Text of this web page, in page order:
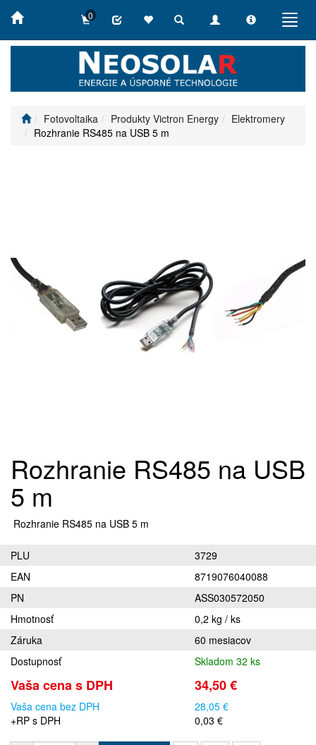
Toggle
Toggle
Toggle
0
Fotovoltaika Produkty Victron Energy
Elektromery
Rozhranie RS485 na USB 5 m
Rozhranie RS485 na USB
5 m
Rozhranie RS485 na USB 5 m
PLU
3729
EAN
8719076040088
PN
ASS030572050
Hmotnosť
0,2 kg / ks
Záruka
60 mesiacov
Dostupnosť
Skladom 32 ks
Vaša cena s DPH 34,50 €
Vaša cena bez DPH
28,05 €
+RP s DPH
0,03 €